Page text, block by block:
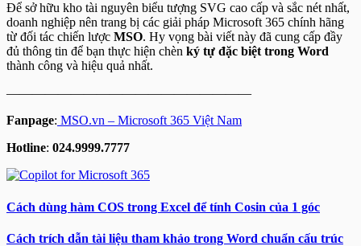
Để sở hữu kho tài nguyên biểu tượng SVG cao cấp và sắc nét nhất,
doanh nghiệp nên trang bị các giải pháp Microsoft 365 chính hãng
từ đối tác chiến lược MSO. Hy vọng bài viết này đã cung cấp đầy
đủ thông tin để bạn thực hiện chèn ký tự đặc biệt trong Word
thành công và hiệu quả nhất.
———————————————————
Fanpage: MSO.vn – Microsoft 365 Việt Nam
Hotline: 024.9999.7777
Cách dùng hàm COS trong Excel để tính Cosin của 1 góc
Cách trích dẫn tài liệu tham khảo trong Word chuẩn cấu trúc